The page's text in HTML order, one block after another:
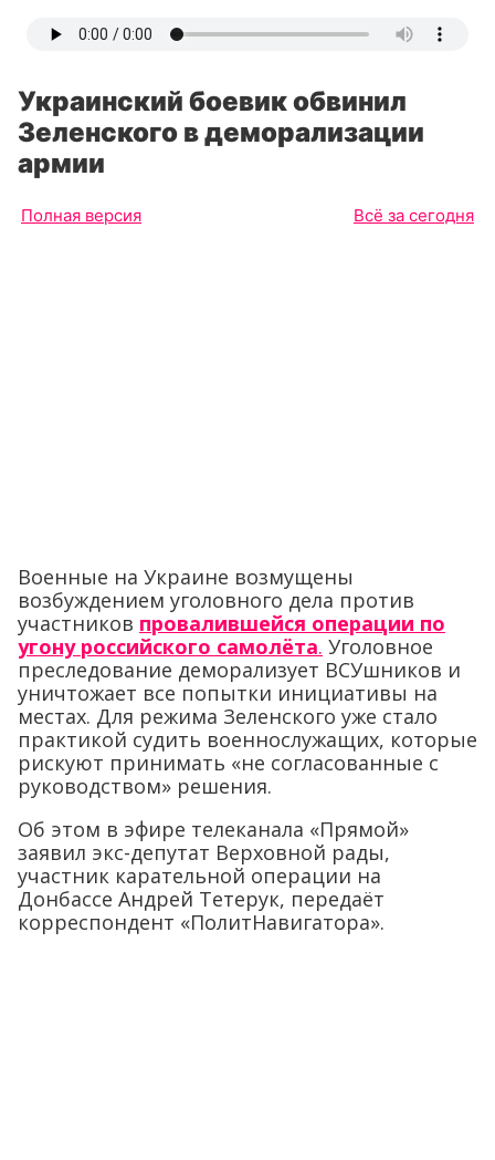
Украинский боевик обвинил
Зеленского в деморализации
армии
Полная версия Всё за сегодня
Военные на Украине возмущены
возбуждением уголовного дела против
участников провалившейся операции по
угону российского самолёта. Уголовное
преследование деморализует ВСУшников и
уничтожает все попытки инициативы на
местах. Для режима Зеленского уже стало
практикой судить военнослужащих, которые
рискуют принимать «не согласованные с
руководством» решения.
Об этом в эфире телеканала «Прямой»
заявил экс-депутат Верховной рады,
участник карательной операции на
Донбассе Андрей Тетерук, передаёт
корреспондент «ПолитНавигатора».